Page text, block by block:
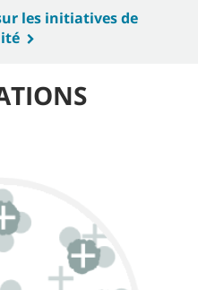
les initiatives de